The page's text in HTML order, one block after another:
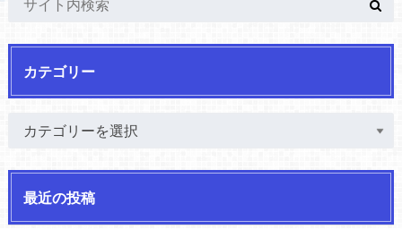
カテゴリー
最近の投稿